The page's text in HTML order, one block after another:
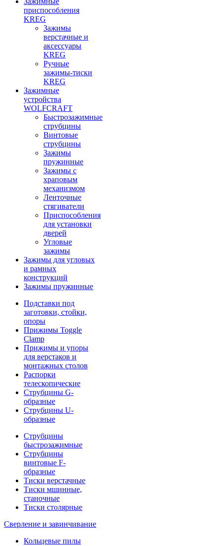
приспособления
KREG
Зажимы
верстачные и
аксессуары
KREG
Ручные
зажимы-тиски
KREG
Зажимные
устройства
WOLFCRAFT
Быстрозажимные
струбцины
Винтовые
струбцины
Зажимы
пружинные
Зажимы с
храповым
механизмом
Ленточные
стягиватели
Приспособления
для установки
дверей
Угловые
зажимы
Зажимы для угловых
и рамных
конструкций
Зажимы пружинные
Подставки под
заготовки, стойки,
опоры
Прижимы Toggle
Clamp
Прижимы и упоры
для верстаков и
монтажных столов
Распорки
телескопические
Струбцины G-
образные
Струбцины U-
образные
Струбцины
быстрозажимные
Струбцины
винтовые F-
образные
Тиски верстачные
Тиски мшинные,
станочные
Тиски столярные
Сверление и завинчивание
Кольцевые пилы